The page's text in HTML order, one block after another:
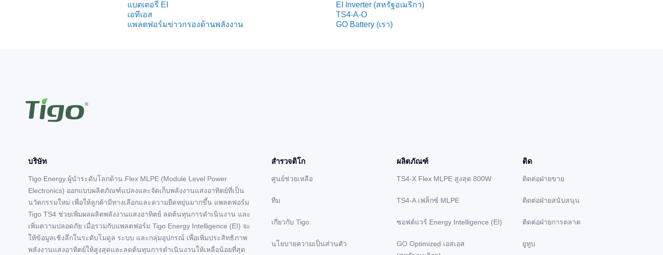
แบตเตอรี่ EI
EI Inverter (สหรัฐอเมริกา)
เอทีเอส
TS4-A-O
แพลตฟอร์มข่าวกรองด้านพลังงาน
GO Battery (เรา)
บริษัท
Tigo Energy ผู้นำระดับโลกด้าน Flex MLPE (Module Level Power
Electronics) ออกแบบผลิตภัณฑ์แปลงและจัดเก็บพลังงานแสงอาทิตย์ที่เป็น
นวัตกรรมใหม่ เพื่อให้ลูกค้ามีทางเลือกและความยืดหยุ่นมากขึ้น แพลตฟอร์ม
Tigo TS4 ช่วยเพิ่มผลผลิตพลังงานแสงอาทิตย์ ลดต้นทุนการดำเนินงาน และ
เพิ่มความปลอดภัย เมื่อรวมกับแพลตฟอร์ม Tigo Energy Intelligence (EI) จะ
ให้ข้อมูลเชิงลึกในระดับโมดูล ระบบ และกลุ่มอุปกรณ์ เพื่อเพิ่มประสิทธิภาพ
พลังงานแสงอาทิตย์ให้สูงสุดและลดต้นทุนการดำเนินงานให้เหลือน้อยที่สุด
สํารวจติโก
ศูนย์ช่วยเหลือ
ทีม
เกี่ยวกับ Tigo
นโยบายความเป็นส่วนตัว
ผลิตภัณฑ์
TS4-X Flex MLPE สูงสุด 800W
TS4-A เฟล็กซ์ MLPE
ซอฟต์แวร์ Energy Intelligence (EI)
GO Optimized เอสเอส
ติด
ติดต่อฝ่ายขาย
ติดต่อฝ่ายสนับสนุน
ติดต่อฝ่ายการตลาด
ยูทูบ